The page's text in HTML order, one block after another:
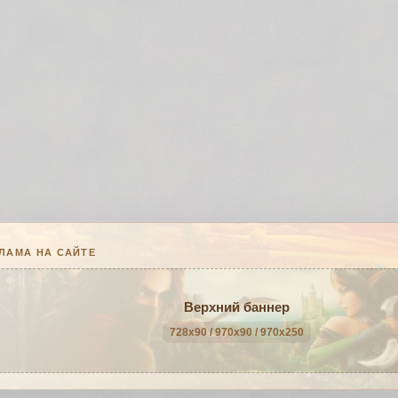
НА САЙТЕ
Верхний баннер
728x90 / 970x90 / 970x250